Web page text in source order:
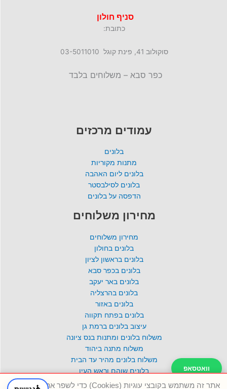
סניף חולון
כתובת:
סוקולוב 41, פינת קוגל 03-5011010
כפר סבא – משלוחים בלבד
עמודים מרכזים
בלונים
מתנות מקוריות
בלונים ליום האהבה
בלונים לסילבסטר
הדפסה על בלונים
מחירון משלוחים
מחירון משלוחים
בלונים בחולון
בלונים בראשון לציון
בלונים בכפר סבא
בלונים באר יעקב
בלונים בהרצליה
בלונים באזור
בלונים בפתח תקווה
עיצוב בלונים ברמת גן
משלוח בלונים ומתנות בנס ציונה
משלוח מתנה ביהוד
משלוח בלונים מהיר עד הבית
בלונים שוהם וראש העין
ענק הבלונים אשדוד
וואטסאפ
אתר זה משתמש בקובצי עוגיות (Cookies) כדי לשפר את חוויית